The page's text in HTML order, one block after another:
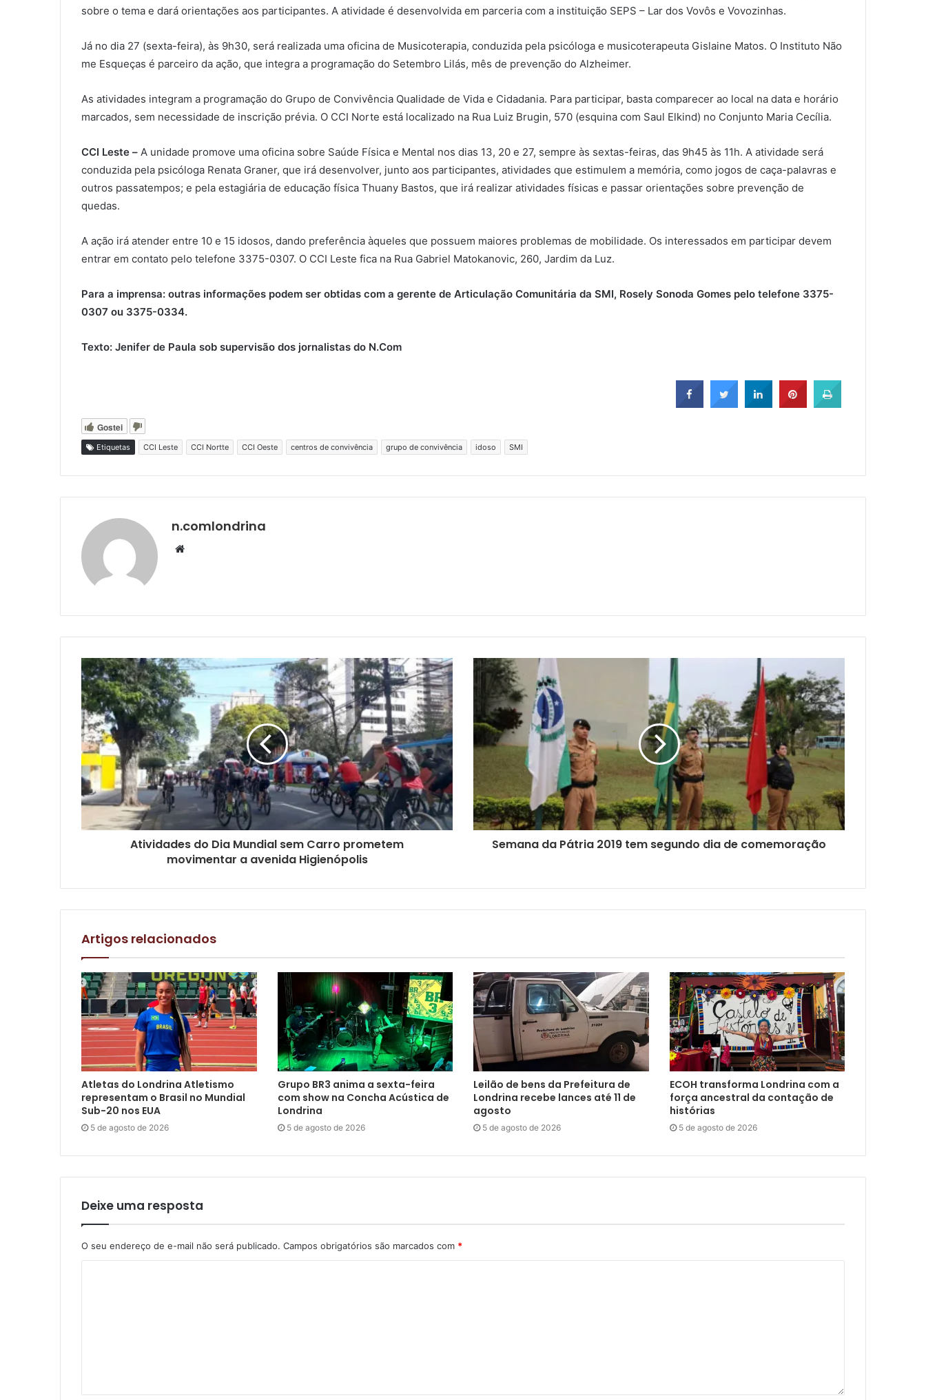
sobre o tema e dará orientações aos participantes. A atividade é desenvolvida em parceria com a instituição SEPS – Lar dos Vovôs e Vovozinhas.
Já no dia 27 (sexta-feira), às 9h30, será realizada uma oficina de Musicoterapia, conduzida pela psicóloga e musicoterapeuta Gislaine Matos. O Instituto Não
me Esqueças é parceiro da ação, que integra a programação do Setembro Lilás, mês de prevenção do Alzheimer.
As atividades integram a programação do Grupo de Convivência Qualidade de Vida e Cidadania. Para participar, basta comparecer ao local na data e horário
marcados, sem necessidade de inscrição prévia. O CCI Norte está localizado na Rua Luiz Brugin, 570 (esquina com Saul Elkind) no Conjunto Maria Cecília.
CCI Leste – A unidade promove uma oficina sobre Saúde Física e Mental nos dias 13, 20 e 27, sempre às sextas-feiras, das 9h45 às 11h. A atividade será
conduzida pela psicóloga Renata Graner, que irá desenvolver, junto aos participantes, atividades que estimulem a memória, como jogos de caça-palavras e
outros passatempos; e pela estagiária de educação física Thuany Bastos, que irá realizar atividades físicas e passar orientações sobre prevenção de
quedas.
A ação irá atender entre 10 e 15 idosos, dando preferência àqueles que possuem maiores problemas de mobilidade. Os interessados em participar devem
entrar em contato pelo telefone 3375-0307. O CCI Leste fica na Rua Gabriel Matokanovic, 260, Jardim da Luz.
Para a imprensa: outras informações podem ser obtidas com a gerente de Articulação Comunitária da SMI, Rosely Sonoda Gomes pelo telefone 3375-
0307 ou 3375-0334.
Texto: Jenifer de Paula sob supervisão dos jornalistas do N.Com
Gostei
Etiquetas CCI Leste CCI Nortte CCI Oeste centros de convivência grupo de convivência idoso SMI
n.comlondrina
Website
Atividades do Dia Mundial sem Carro prometem
movimentar a avenida Higienópolis
Semana da Pátria 2019 tem segundo dia de comemoração
Artigos relacionados
Atletas do Londrina Atletismo
representam o Brasil no Mundial
Sub-20 nos EUA
5 de agosto de 2026
Grupo BR3 anima a sexta-feira
com show na Concha Acústica de
Londrina
5 de agosto de 2026
Leilão de bens da Prefeitura de
Londrina recebe lances até 11 de
agosto
5 de agosto de 2026
ECOH transforma Londrina com a
força ancestral da contação de
histórias
5 de agosto de 2026
Deixe uma resposta
O seu endereço de e-mail não será publicado. Campos obrigatórios são marcados com *